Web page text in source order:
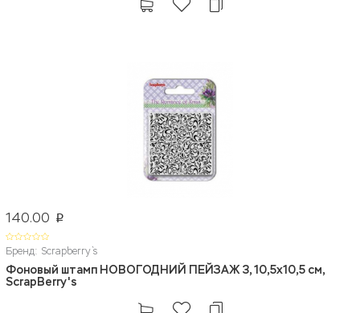
140.00 p
Бренд: Scrapberry`s
Фоновый штамп НОВОГОДНИЙ ПЕЙЗАЖ 3, 10,5x10,5 см,
ScrapBerry's